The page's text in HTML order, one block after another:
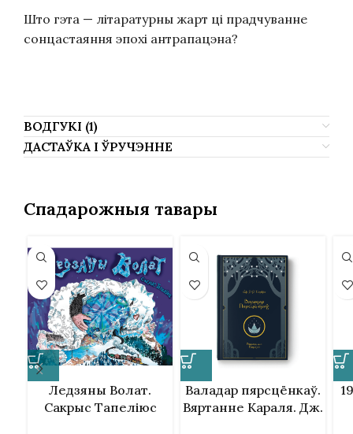
Што гэта — літаратурны жарт ці прадчуванне
сонцастаяння эпохі антрапацэна?
ВОДГУКІ (1)
ДАСТАЎКА І ЎРУЧЭННЕ
Спадарожныя тавары
Ледзяны Волат.
Сакрыс Тапеліюс
Валадар пярсцёнкаў.
Вяртанне Караля. Дж.